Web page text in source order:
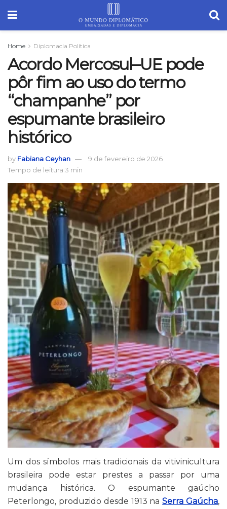
Home Diplomacia Política
Acordo Mercosul–UE pode
pôr fim ao uso do termo
“champanhe” por
espumante brasileiro
histórico
by Fabiana Ceyhan
9 de fevereiro de 2026
Tempo de leitura:3 min
Um dos símbolos mais tradicionais da vitivinicultura
brasileira pode estar prestes a passar por uma
mudança histórica. O espumante gaúcho
Peterlongo, produzido desde 1913 naSerra Gaúcha,